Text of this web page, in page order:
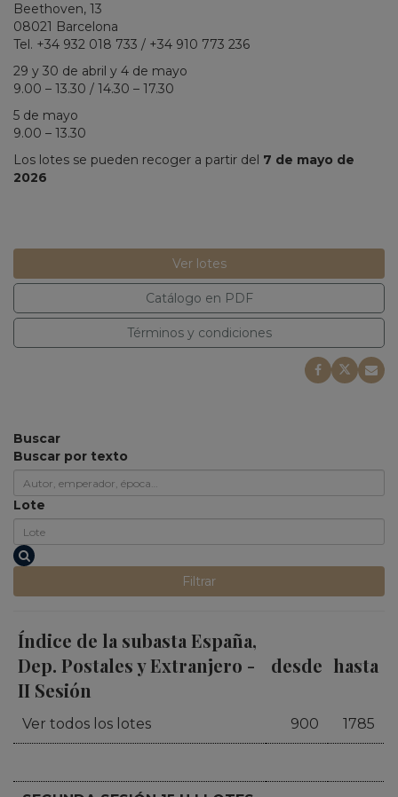
Beethoven, 13
08021 Barcelona
Tel. +34 932 018 733 / +34 910 773 236
29 y 30 de abril y 4 de mayo
9.00 – 13.30 / 14.30 – 17.30
5 de mayo
9.00 – 13.30
Los lotes se pueden recoger a partir del 7 de mayo de
2026
Ver lotes
Catálogo en PDF
Términos y condiciones
Buscar
Buscar por texto
Lote
Filtrar
Índice de la subasta España,
Dep. Postales y Extranjero -
II Sesión
desde hasta
Ver todos los lotes 900 1785